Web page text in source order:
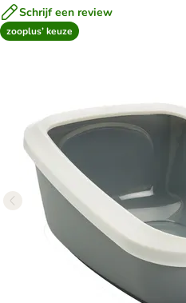
Schrijf een review
zooplus’ keuze